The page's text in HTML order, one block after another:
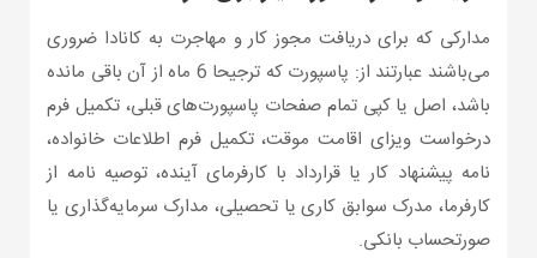
مدارکی که برای دریافت مجوز کار و مهاجرت به کانادا ضروری
می‌باشند عبارتند از: پاسپورت که ترجیحا 6 ماه از آن باقی مانده
باشد، اصل یا کپی تمام صفحات پاسپورت‌های قبلی، تکمیل فرم
درخواست ویزای اقامت موقت، تکمیل فرم اطلاعات خانواده،
نامه پیشنهاد کار یا قرارداد با کارفرمای آینده، توصیه نامه از
کارفرما، مدرک سوابق کاری یا تحصیلی، مدارک سرمایه‌گذاری یا
صورتحساب بانکی.